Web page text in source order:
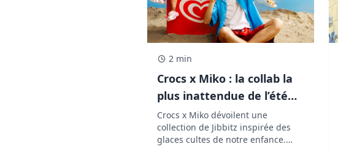
2 min
Crocs x Miko : la collab la
plus inattendue de l’été
qui transforme vos
chaussures
Crocs x Miko dévoilent une
collection de Jibbitz inspirée des
glaces cultes de notre enfance.